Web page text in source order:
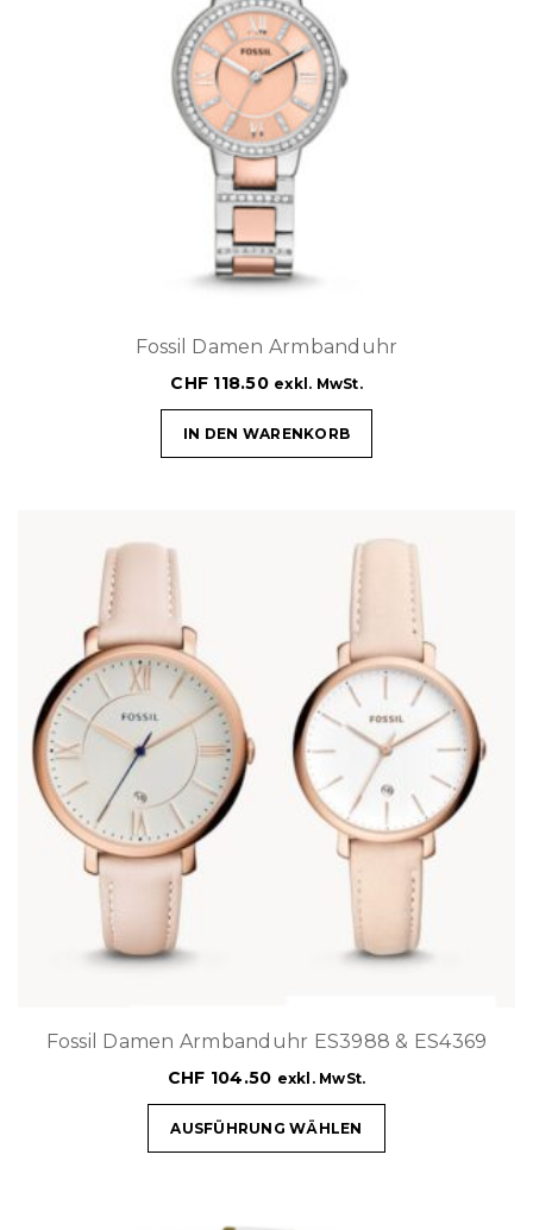
Fossil Damen Armbanduhr
CHF 118.50 exkl. MwSt.
IN DEN WARENKORB
Fossil Damen Armbanduhr ES3988 & ES4369
CHF 104.50 exkl. MwSt.
AUSFÜHRUNG WÄHLEN